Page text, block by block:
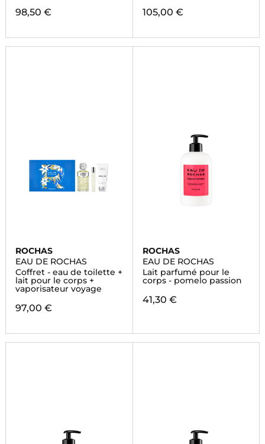
98,50 € 105,00 €
ROCHAS
EAU DE ROCHAS
Coffret - eau de toilette +
lait pour le corps +
vaporisateur voyage
97,00 €
ROCHAS
EAU DE ROCHAS
Lait parfumé pour le
corps - pomelo passion
41,30 €